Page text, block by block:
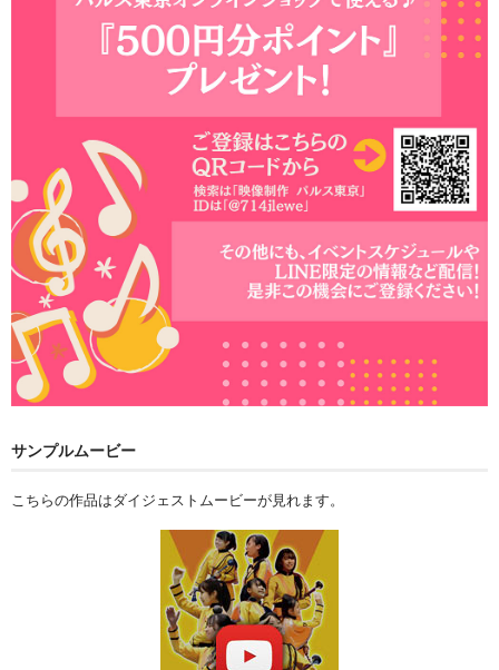
サンプルムービー
こちらの作品はダイジェストムービーが見れます。